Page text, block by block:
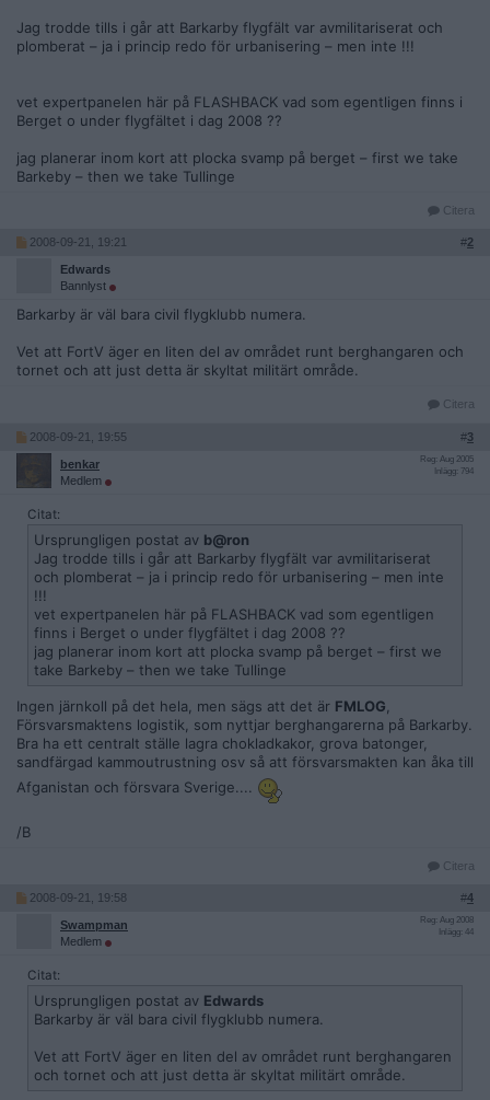
Jag trodde tills i går att Barkarby flygfält var avmilitariserat och
plomberat – ja i princip redo för urbanisering – men inte !!!
vet expertpanelen här på FLASHBACK vad som egentligen finns i
Berget o under flygfältet i dag 2008 ??
jag planerar inom kort att plocka svamp på berget – first we take
Barkeby – then we take Tullinge
Citera
2008-09-21, 19:21 #2
Edwards
Bannlyst
Barkarby är väl bara civil flygklubb numera.
Vet att FortV äger en liten del av området runt berghangaren och
tornet och att just detta är skyltat militärt område.
Citera
2008-09-21, 19:55 #3
benkar
Medlem
Reg: Aug 2005
Inlägg: 794
Citat:
Ursprungligen postat av b@ron
Jag trodde tills i går att Barkarby flygfält var avmilitariserat
och plomberat – ja i princip redo för urbanisering – men inte
!!!
vet expertpanelen här på FLASHBACK vad som egentligen
finns i Berget o under flygfältet i dag 2008 ??
jag planerar inom kort att plocka svamp på berget – first we
take Barkeby – then we take Tullinge
Ingen järnkoll på det hela, men sägs att det är FMLOG
Försvarsmaktens logistik, som nyttjar berghangarerna på Barkarby.
Bra ha ett centralt ställe lagra chokladkakor, grova batonger,
sandfärgad kammoutrustning osv så att försvarsmakten kan åka till
Afganistan och försvara Sverige....
/B
Citera
2008-09-21, 19:58 #4
Swampman
Medlem
Reg: Aug 2008
Inlägg: 44
Citat:
Ursprungligen postat av Edwards
Barkarby är väl bara civil flygklubb numera.
Vet att FortV äger en liten del av området runt berghangaren
och tornet och att just detta är skyltat militärt område.